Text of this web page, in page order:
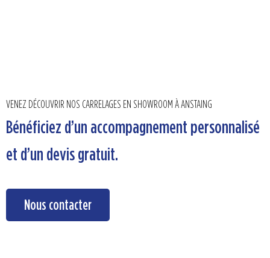
VENEZ DÉCOUVRIR NOS CARRELAGES EN SHOWROOM À ANSTAING
Bénéficiez d’un accompagnement personnalisé
et d’un devis gratuit.
Nous contacter